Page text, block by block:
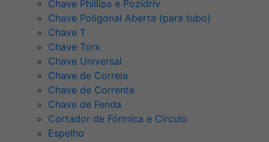
Chave Phillips e Pozidriv
Chave Poligonal Aberta (para tubo)
Chave T
Chave Torx
Chave Universal
Chave de Correia
Chave de Corrente
Chave de Fenda
Cortador de Fórmica e Círculo
Espelho